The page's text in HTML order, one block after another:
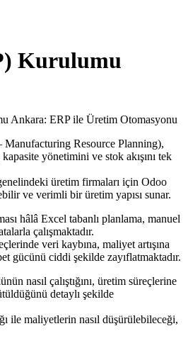
Kurulumu
Ankara: ERP ile Üretim Otomasyonu
Resource Planning),
yönetimini ve stok akışını tek
üretim firmaları için Odoo
ve verimli bir üretim yapısı sunar.
hâlâ Excel tabanlı planlama, manuel
çalışmaktadır.
veri kaybına, maliyet artışına
gücünü ciddi şekilde zayıflatmaktadır.
nasıl çalıştığını, üretim süreçlerine
detaylı şekilde
ile maliyetlerin nasıl düşürülebileceği,